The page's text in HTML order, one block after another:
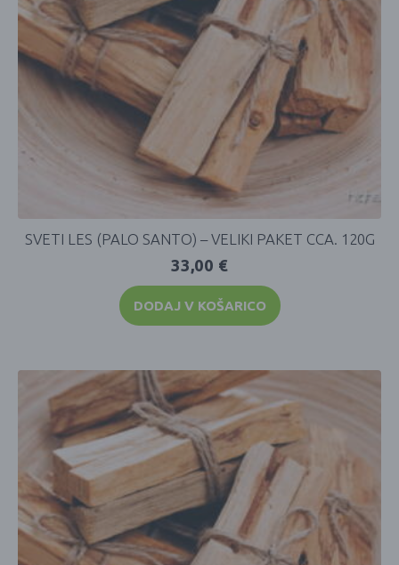
SVETI LES (PALO SANTO) – VELIKI PAKET CCA. 120G
33,00 €
DODAJ V KOŠARICO